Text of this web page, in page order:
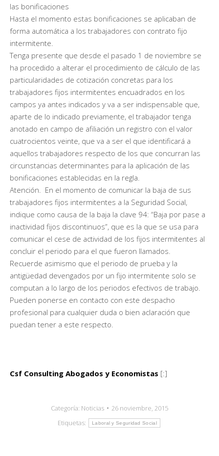
las bonificaciones
Hasta el momento estas bonificaciones se aplicaban de
forma automática a los trabajadores con contrato fijo
intermitente.
Tenga presente que desde el pasado 1 de noviembre se
ha procedido a alterar el procedimiento de cálculo de las
particularidades de cotización concretas para los
trabajadores fijos intermitentes encuadrados en los
campos ya antes indicados y va a ser indispensable que,
aparte de lo indicado previamente, el trabajador tenga
anotado en campo de afiliación un registro con el valor
cuatrocientos veinte, que va a ser el que identificará a
aquellos trabajadores respecto de los que concurran las
circunstancias determinantes para la aplicación de las
bonificaciones establecidas en la regla.
Atención. En el momento de comunicar la baja de sus
trabajadores fijos intermitentes a la Seguridad Social,
indique como causa de la baja la clave 94: “Baja por pase a
inactividad fijos discontinuos”, que es la que se usa para
comunicar el cese de actividad de los fijos intermitentes al
concluir el periodo para el que fueron llamados.
Recuerde asimismo que el periodo de prueba y la
antigüedad devengados por un fijo intermitente solo se
computan a lo largo de los periodos efectivos de trabajo.
Pueden ponerse en contacto con este despacho
profesional para cualquier duda o bien aclaración que
puedan tener a este respecto.
Csf Consulting Abogados y Economistas [:]
Categoría: Noticias
26 noviembre, 2015
Etiquetas:
Laboral y Seguridad Social